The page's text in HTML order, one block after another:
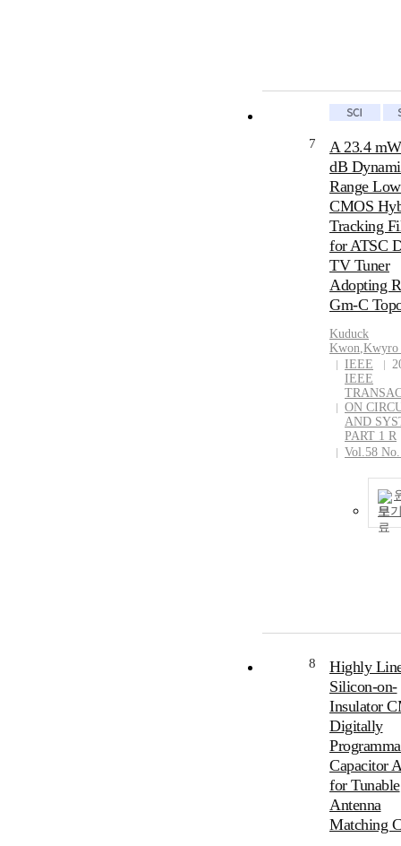
7
A 23.4
dB
Range
CMOS
Tracking
for ATSC
TV Tuner
Adopting
Gm-C
Kuduck
Kwon,Kwyro
IEEE
IEEE
ON
AND
PART 1 R
Vol.58
보
8
Highly
Silicon-on-
Insulator
Digitally
Capacitor
for Tunable
Antenna
Matching